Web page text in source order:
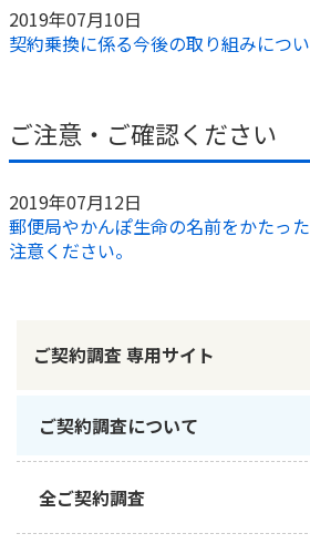
2019年07月10日
契約乗換に係る今後の取り組みにつ
ご注意・ご確認ください
2019年07月12日
郵便局やかんぽ生命の名前をかたっ
注意ください。
ご契約調査 専用サイト
ご契約調査について
全ご契約調査